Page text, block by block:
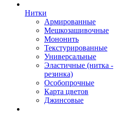
Нитки
Армированные
Мешкозашивочные
Мононить
Текстурированные
Универсальные
Эластичные (нитка -
резинка)
Особопрочные
Карта цветов
Джинсовые